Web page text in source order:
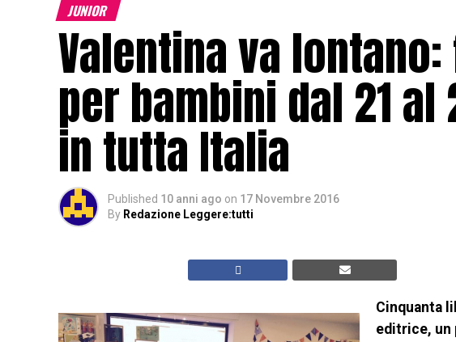
JUNIOR
Valentina va
per bambini dal 21 al
in tutta Italia
Published 10 anni ago on 17 Novembre 2016
By Redazione Leggere:tutti
Cinquanta
editrice, un